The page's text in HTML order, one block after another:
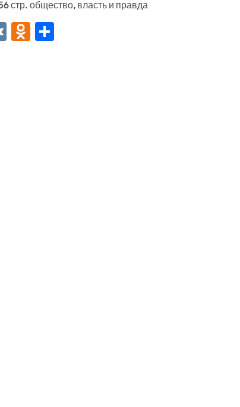
стр. общество, власть и правда
VK Odnoklassniki